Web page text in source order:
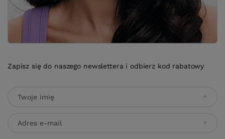
Zapisz się do naszego newslettera i odbierz kod rabatowy
Twoje imię
Adres e-mail